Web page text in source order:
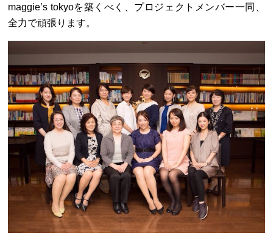
maggie’s tokyoを築くべく、プロジェクトメンバー一同、
全力で頑張ります。